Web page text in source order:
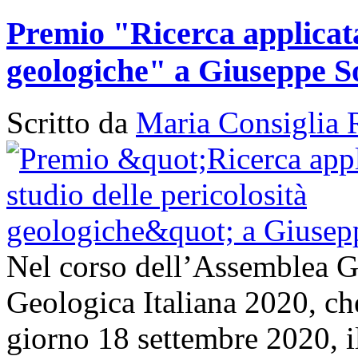
Premio "Ricerca
geologiche" a Giuseppe
Scritto da Maria Consiglia
Nel corso dell’Assemblea
Geologica Italiana 2020,
giorno 18 settembre 2020,